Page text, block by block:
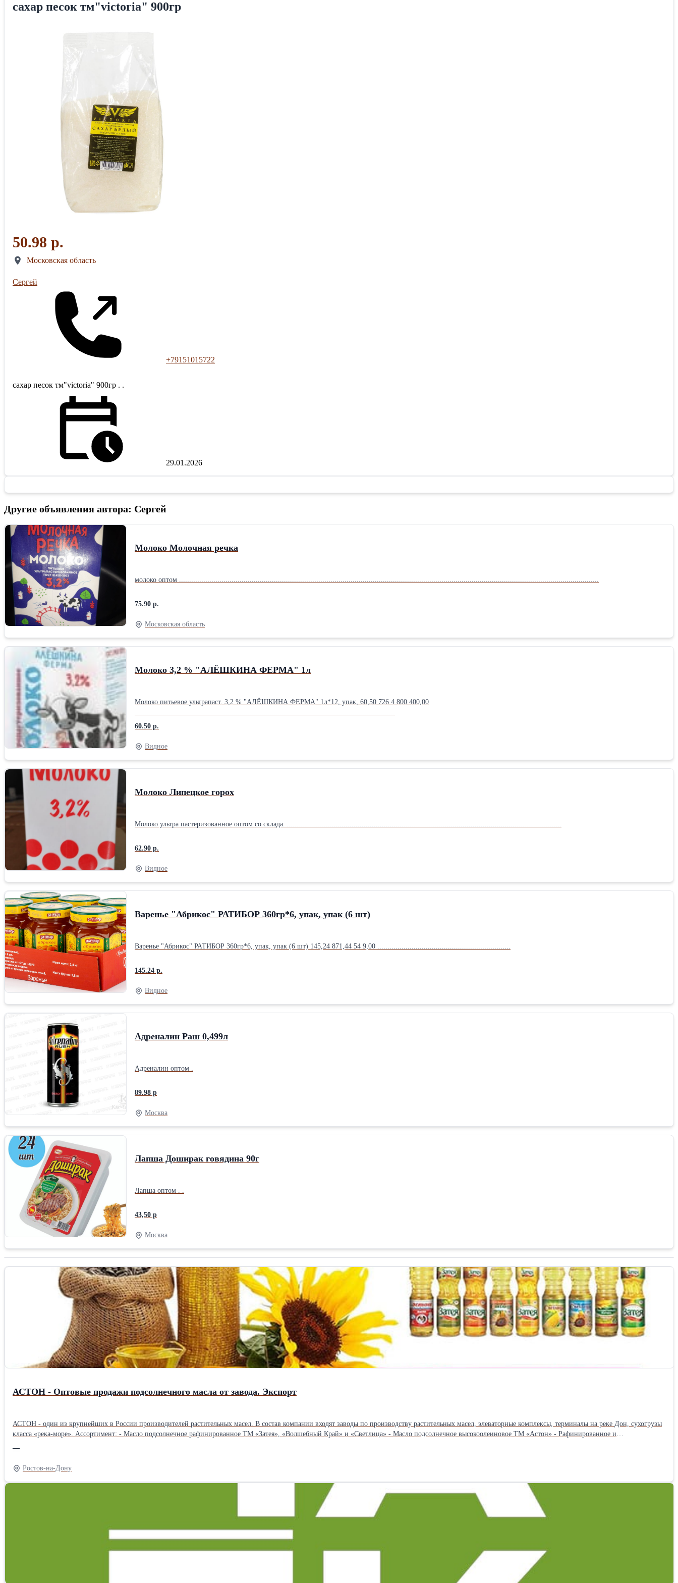
сахар песок тм"victoria" 900гр
50.98 р.
Московская область
Сергей
+79151015722
сахар песок тм"victoria" 900гр . .
29.01.2026
Другие объявления автора: Сергей
Молоко Молочная речка
молоко оптом ................................................................................................................................................................................................................
75.90 р.
Московская область
Молоко 3,2 % "АЛЁШКИНА ФЕРМА" 1л
Молоко питьевое ультрапаст. 3,2 % "АЛЁШКИНА ФЕРМА" 1л*12, упак, 60,50 726 4 800 400,00
60.50 р.
Видное
Молоко Липецкое горох
Молоко ультра пастеризованное оптом со склада. ........................................................................................................................................
62.90 р.
Видное
Варенье "Абрикос" РАТИБОР 360гр*6, упак, упак (6 шт)
Варенье "Абрикос" РАТИБОР 360гр*6, упак, упак (6 шт) 145,24 871,44 54 9,00 ..................................................................
145.24 р.
Видное
Адреналин Раш 0,499л
Адреналин оптом .
89.98 р
Москва
Лапша Доширак говядина 90г
Лапша оптом . .
43,50 р
Москва
АСТОН - Оптовые продажи подсолнечного масла от завода. Экспорт
АСТОН - один из крупнейших в России производителей растительных масел. В состав компании входят заводы по производству растительных масел, элеваторные комплексы, терминалы на реке Дон, сухогрузы
класса «река-море». Ассортимент: - Масло подсолнечное рафинированное ТМ «Затея», «Волшебный Край» и «Светлица» - Масло подсолнечное высокоолеиновое ТМ «Астон» - Рафинированное и
других условий. Доставляем авто-, жд- и морским транспортом на условиях EXW, FCA, DAP, CIP, FOB, CIF. Продукция соответствует ГОСТ 1129-2013, требованиям ХАССП, стандартам ISO и иным
—
Ростов-на-Дону